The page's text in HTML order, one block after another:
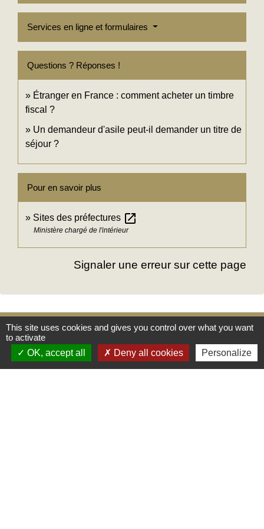
Services en ligne et formulaires
Questions ? Réponses !
Étranger en France : comment acheter un timbre
fiscal ?
Un demandeur d'asile peut-il demander un titre de
séjour ?
Pour en savoir plus
Sites des préfectures open_in_new
Ministère chargé de l'intérieur
Signaler une erreur sur cette page
Mairie
Commune des Loges
31, place Léonide Lecompte
This site uses cookies and gives you control over what you want
to activate
OK, accept all
Deny all cookies Personalize